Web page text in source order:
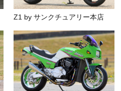
Z1 by サンクチュアリー本店